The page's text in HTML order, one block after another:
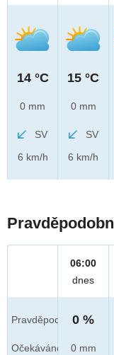
14 °C
0 mm
SV
6 km/h
15 °C
0 mm
SV
6 km/h
Pravděpod.
Očekáváno
06:00
dnes
0 %
0 mm